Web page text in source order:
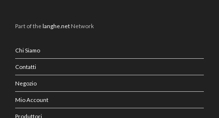
Part of thelanghe.net Network
Chi Siamo
Contatti
Negozio
Mio Account
Produttori